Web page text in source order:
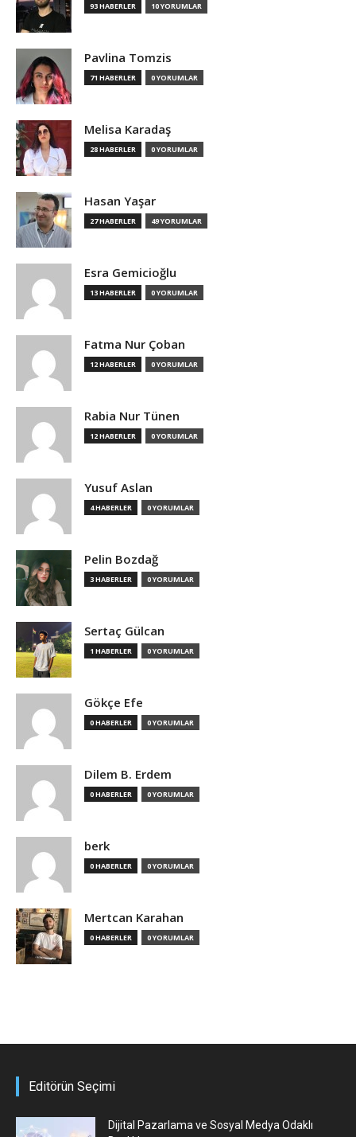
93 HABERLER 10 YORUMLAR
Pavlina Tomzis
71 HABERLER 0 YORUMLAR
Melisa Karadaş
28 HABERLER 0 YORUMLAR
Hasan Yaşar
27 HABERLER 49 YORUMLAR
Esra Gemicioğlu
13 HABERLER 0 YORUMLAR
Fatma Nur Çoban
12 HABERLER 0 YORUMLAR
Rabia Nur Tünen
12 HABERLER 0 YORUMLAR
Yusuf Aslan
4 HABERLER 0 YORUMLAR
Pelin Bozdağ
3 HABERLER 0 YORUMLAR
Sertaç Gülcan
1 HABERLER 0 YORUMLAR
Gökçe Efe
0 HABERLER 0 YORUMLAR
Dilem B. Erdem
0 HABERLER 0 YORUMLAR
berk
0 HABERLER 0 YORUMLAR
Mertcan Karahan
0 HABERLER 0 YORUMLAR
Editörün Seçimi
Dijital Pazarlama ve Sosyal Medya Odaklı